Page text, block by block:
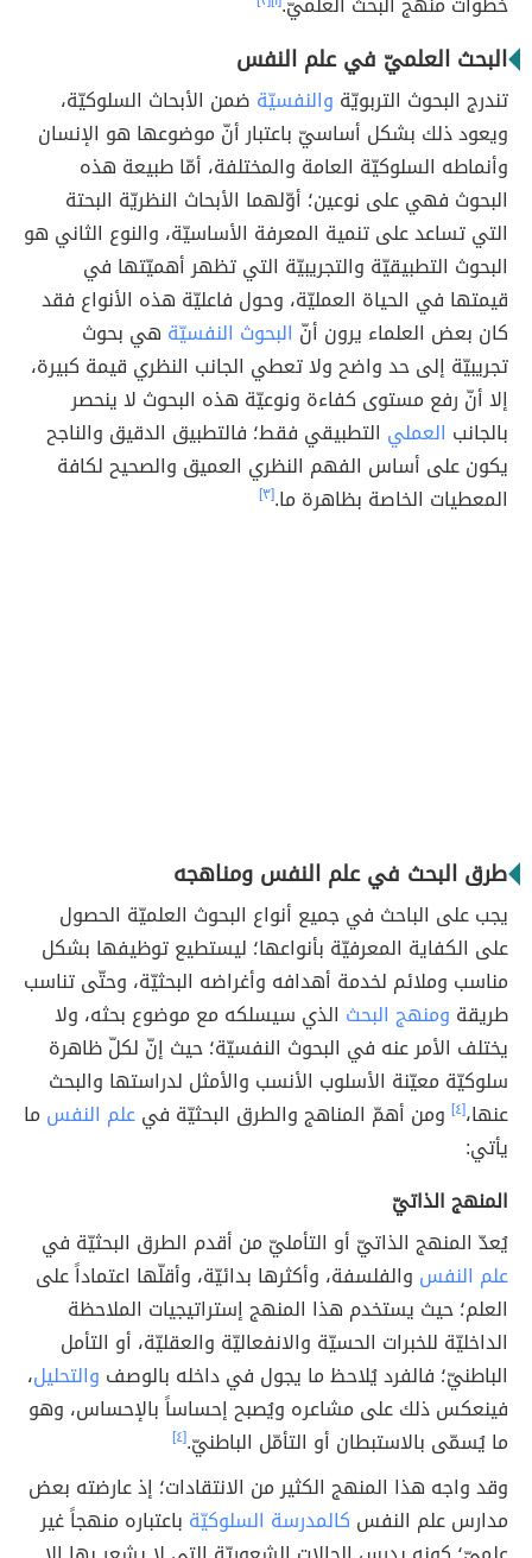
البحث العلميّ في علم النفس
تندرج البحوث التربويّة والنفسيّة ضمن الأبحاث السلوكيّة،
ويعود ذلك بشكل أساسيّ باعتبار أنّ موضوعها هو الإنسان
وأنماطه السلوكيّة العامة والمختلفة، أمّا طبيعة هذه
البحوث فهي على نوعين؛ أوّلهما الأبحاث النظريّة البحتة
التي تساعد على تنمية المعرفة الأساسيّة، والنوع الثاني هو
البحوث التطبيقيّة والتجريبيّة التي تظهر أهميّتها في
قيمتها في الحياة العمليّة، وحول فاعليّة هذه الأنواع فقد
كان بعض العلماء يرون أنّ البحوث النفسيّة هي بحوث
تجريبيّة إلى حد واضح ولا تعطي الجانب النظري قيمة كبيرة،
إلا أنّ رفع مستوى كفاءة ونوعيّة هذه البحوث لا ينحصر
بالجانب العملي التطبيقي فقط؛ فالتطبيق الدقيق والناجح
يكون على أساس الفهم النظري العميق والصحيح لكافة
المعطيات الخاصة بظاهرة ما.[٣]
طرق البحث في علم النفس ومناهجه
يجب على الباحث في جميع أنواع البحوث العلميّة الحصول
على الكفاية المعرفيّة بأنواعها؛ ليستطيع توظيفها بشكل
مناسب وملائم لخدمة أهدافه وأغراضه البحثيّة، وحتّى تناسب
طريقة ومنهج البحث الذي سيسلكه مع موضوع بحثه، ولا
يختلف الأمر عنه في البحوث النفسيّة؛ حيث إنّ لكلّ ظاهرة
سلوكيّة معيّنة الأسلوب الأنسب والأمثل لدراستها والبحث
عنها،[٤] ومن أهمّ المناهج والطرق البحثيّة فيعلم النفس ما
يأتي:
المنهج الذاتيّ
يُعدّ المنهج الذاتيّ أو التأمليّ من أقدم الطرق البحثيّة في
علم النفس والفلسفة، وأكثرها بدائيّة، وأقلّها اعتماداً على
العلم؛ حيث يستخدم هذا المنهج إستراتيجيات الملاحظة
الداخليّة للخبرات الحسيّة والانفعاليّة والعقليّة، أو التأمل
الباطنيّ؛ فالفرد يُلاحظ ما يجول في داخله بالوصف والتحليل،
فينعكس ذلك على مشاعره ويُصبح إحساساً بالإحساس، وهو
ما يُسمّى بالاستبطان أو التأمّل الباطنيّ.[٤]
وقد واجه هذا المنهج الكثير من الانتقادات؛ إذ عارضته بعض
مدارس علم النفس كالمدرسة السلوكيّة باعتباره منهجاً غير